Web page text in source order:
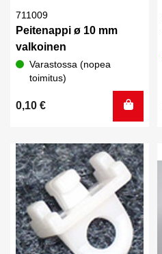
711009
Peitenappi ø 10 mm
valkoinen
Varastossa (nopea
toimitus)
0,10 €